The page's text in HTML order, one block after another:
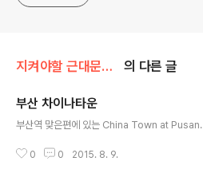
지켜야할 근대문화유산 의 다른 글
부산 차이나타운
부산역 맞은편에 있는 China Town at Pusan. ​​​​
0 0 2015. 8. 9.